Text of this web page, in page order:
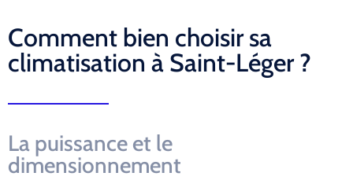
Comment bien choisir sa
climatisation à Saint-Léger ?
La puissance et le
dimensionnement